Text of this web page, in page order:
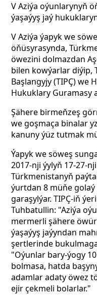
V Aziýa oýunlarynyň
ýaşaýyş jaý
V Aziýa ýapyk we
öňüsyrasynda,
öwezini dolmazdan
bilen kowýarlar diýip,
Başlangyjy (TIPÇ) we
Hukuklary Guramasy
Şähere birmeňzeş
we goşmaça binalar
kanuny ýüz tutmak
Ýapyk we söweş
2017-nji ýylyň 17-27-
Türkmenistanyň
ýurtdan 8 müňe
garaşylýar. TIPÇ-iň
Tuhbatullin: "Aziýa
mermerli şähere
ýaşaýyş jaýyndan
şertlerinde
"Oýunlar bary-ýogy
bolmasa, hatda
adamlar adaty öwez
ejir çekmeli bolarlar."